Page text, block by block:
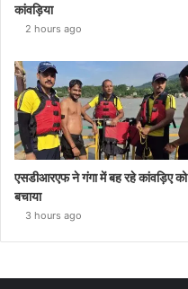
कांवड़िया
2 hours ago
एसडीआरएफ ने गंगा में बह रहे कांवड़िए को
बचाया
3 hours ago